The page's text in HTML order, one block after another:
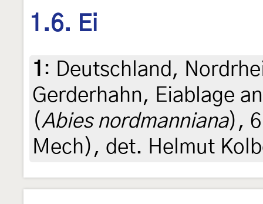
1.6. Ei
1 : Deutschland,
Gerderhahn, Eiablage
(Abies nordmanniana),
Mech), det. Helmut